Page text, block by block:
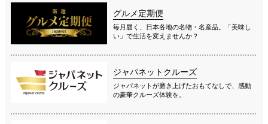
グルメ定期便
毎月届く、日本各地の名物・名産品。「美味し
い」で生活を変えませんか？
ジャパネットクルーズ
ジャパネットが磨き上げたおもてなしで、感動
の豪華クルーズ体験を。